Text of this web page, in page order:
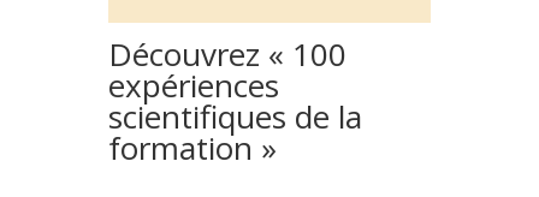
Découvrez « 100
expériences
scientifiques de la
formation »